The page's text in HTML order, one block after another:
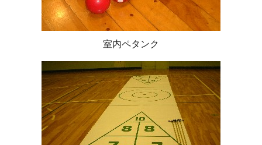
室内ペタンク